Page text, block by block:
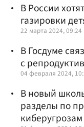
В России
газировки
22 марта 2024, 09:24
В Госдуме
с
04 февраля 2024,
В новый
разделы по
киберугрозам